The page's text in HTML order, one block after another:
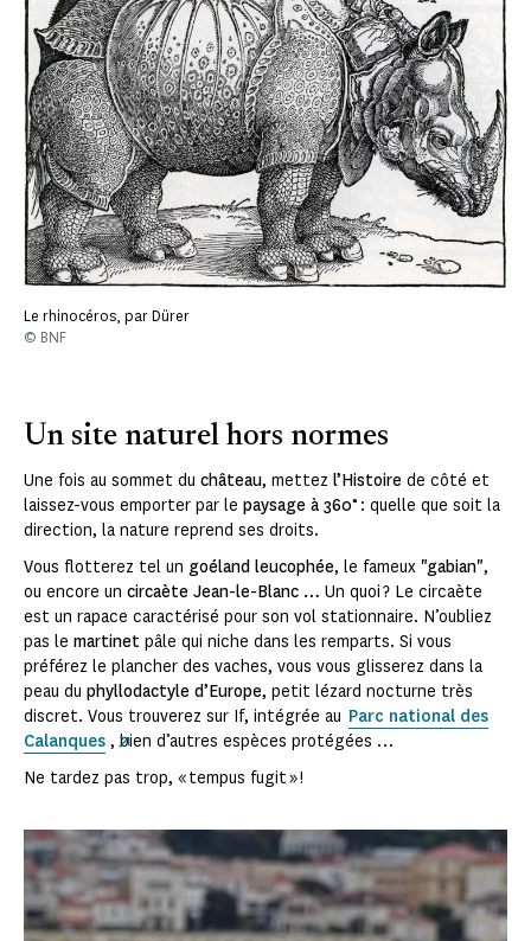
Le rhinocéros, par Dürer
© BNF
Un site naturel hors normes
Une fois au sommet du château, mettez l’Histoire de côté et
laissez-vous emporter par le paysage à 360° : quelle que soit la
direction, la nature reprend ses droits.
Vous flotterez tel un goéland leucophée, le fameux "gabian",
ou encore un circaète Jean-le-Blanc … Un quoi ? Le circaète
est un rapace caractérisé pour son vol stationnaire. N’oubliez
pas le martinet pâle qui niche dans les remparts. Si vous
préférez le plancher des vaches, vous vous glisserez dans la
peau du phyllodactyle d’Europe, petit lézard nocturne très
discret. Vous trouverez sur If, intégrée au Parc national des
Calanques , bien d’autres espèces protégées …
Ne tardez pas trop, « tempus fugit » !